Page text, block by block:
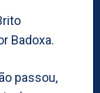
Badoxa.
passou,